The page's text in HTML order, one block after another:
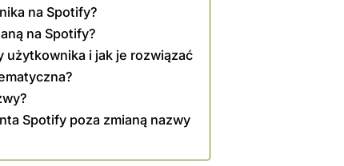
na Spotify?
na Spotify?
użytkownika i jak je rozwiązać
Spotify poza zmianą nazwy